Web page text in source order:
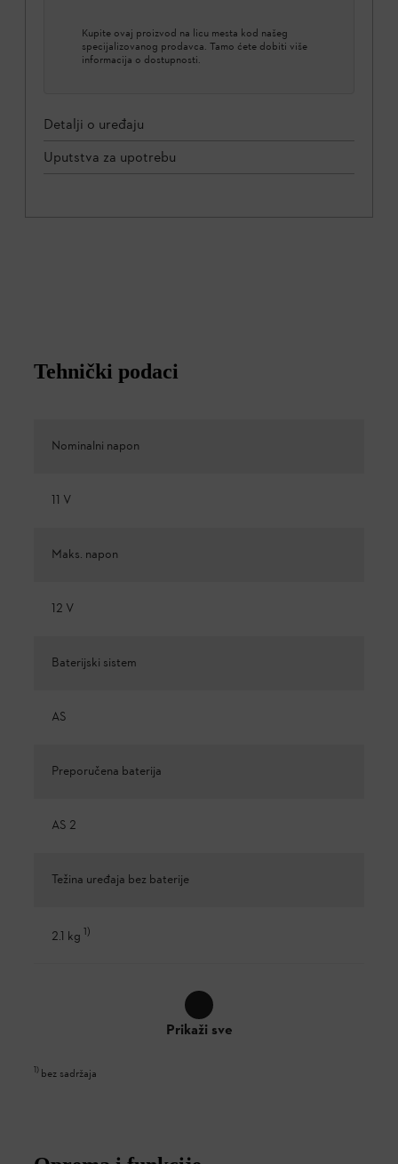
Kupite ovaj proizvod na licu mesta kod našeg
specijalizovanog prodavca. Tamo ćete dobiti više
informacija o dostupnosti.
Detalji o uređaju
Uputstva za upotrebu
Tehnički podaci
Nominalni napon
11 V
Maks. napon
12 V
Baterijski sistem
AS
Preporučena baterija
AS 2
Težina uređaja bez baterije
2.1 kg 1)
Prikaži sve
1) bez sadržaja